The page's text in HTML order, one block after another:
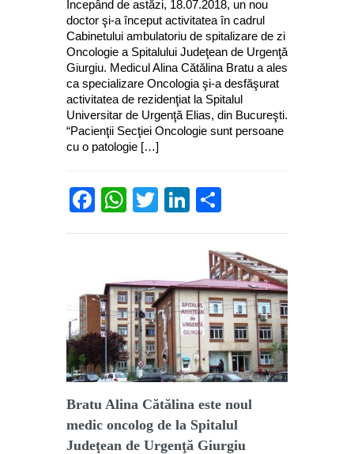
Începând de astăzi, 18.07.2018, un nou
doctor şi-a început activitatea în cadrul
Cabinetului ambulatoriu de spitalizare de zi
Oncologie a Spitalului Judeţean de Urgenţă
Giurgiu. Medicul Alina Cătălina Bratu a ales
ca specializare Oncologia şi-a desfăşurat
activitatea de rezidenţiat la Spitalul
Universitar de Urgenţă Elias, din Bucureşti.
“Pacienţii Secţiei Oncologie sunt persoane
cu o patologie […]
Facebook
WhatsApp
TwitterLinkedIn
Bratu Alina Cătălina este noul
medic oncolog de la Spitalul
Judeţean de Urgenţă Giurgiu